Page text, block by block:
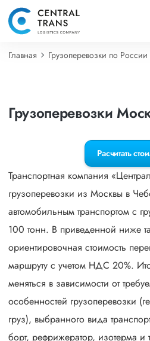
Главная Грузоперевозки по России
Грузоперевозки
Расчитать
Транспортная компания
грузоперевозки из Москвы в
автомобильным транспортом с
100 тонн. В приведенной ниже
ориентировочная стоимость
маршруту с учетом НДС 20%.
меняться в зависимости от
особенностей грузоперевозки
груз), выбранного вида
борт, рефрижератор, изотерма